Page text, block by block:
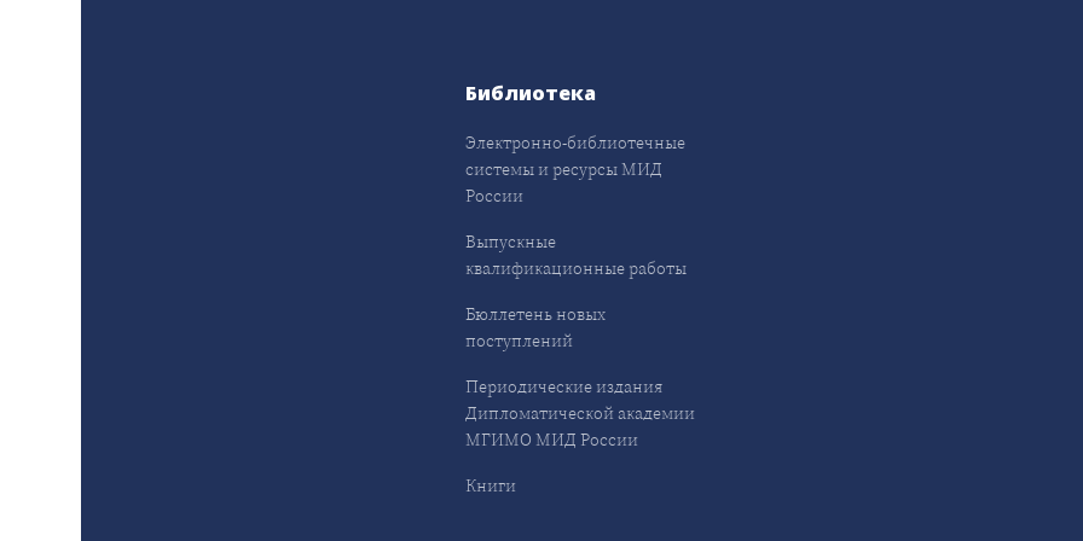
Библиотека
Электронно-библиотечные
системы и ресурсы МИД
России
Выпускные
квалификационные работы
Бюллетень новых
поступлений
Периодические издания
Дипломатической академии
МГИМО МИД России
Книги